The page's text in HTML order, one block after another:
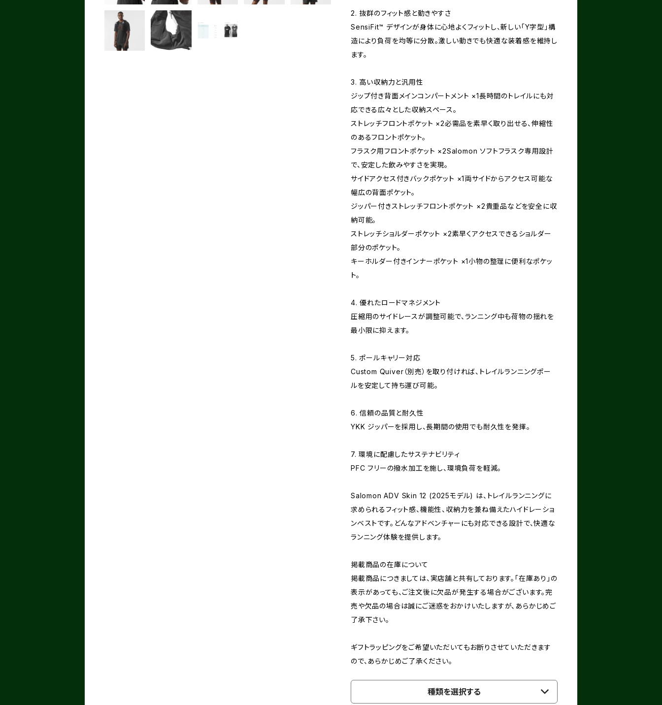
2. 抜群のフィット感と動きやすさ
SensiFit™ デザインが身体に心地よくフィットし、新しい「Y字型」構
造により負荷を均等に分散。激しい動きでも快適な装着感を維持し
ます。
3. 高い収納力と汎用性
ジップ付き背面メインコンパートメント ×1長時間のトレイルにも対
応できる広々とした収納スペース。
ストレッチフロントポケット ×2必需品を素早く取り出せる、伸縮性
のあるフロントポケット。
フラスク用フロントポケット ×2Salomon ソフトフラスク専用設計
で、安定した飲みやすさを実現。
サイドアクセス付きバックポケット ×1両サイドからアクセス可能な
幅広の背面ポケット。
ジッパー付きストレッチフロントポケット ×2貴重品などを安全に収
納可能。
ストレッチショルダーポケット ×2素早くアクセスできるショルダー
部分のポケット。
キーホルダー付きインナーポケット ×1小物の整理に便利なポケッ
ト。
4. 優れたロードマネジメント
圧縮用のサイドレースが調整可能で、ランニング中も荷物の揺れを
最小限に抑えます。
5. ポールキャリー対応
Custom Quiver（別売）を取り付ければ、トレイルランニングポー
ルを安定して持ち運び可能。
6. 信頼の品質と耐久性
YKK ジッパーを採用し、長期間の使用でも耐久性を発揮。
7. 環境に配慮したサステナビリティ
PFC フリーの撥水加工を施し、環境負荷を軽減。
Salomon ADV Skin 12 (2025モデル) は、トレイルランニングに
求められるフィット感、機能性、収納力を兼ね備えたハイドレーショ
ンベストです。どんなアドベンチャーにも対応できる設計で、快適な
ランニング体験を提供します。
掲載商品の在庫について
掲載商品につきましては、実店舗と共有しております。「在庫あり」の
表示があっても、ご注文後に欠品が発生する場合がございます。完
売や欠品の場合は誠にご迷惑をおかけいたしますが、あらかじめご
了承下さい。
ギフトラッピングをご希望いただいてもお断りさせていただきます
ので、あらかじめご了承ください。
種類を選択する